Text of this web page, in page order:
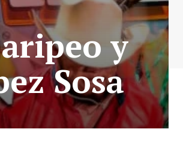
y
Sosa